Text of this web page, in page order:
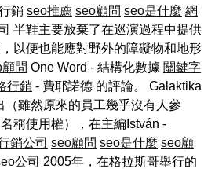
銷 seo推薦 seo顧問 seo是什麼 網
半鞋主要放棄了在巡演過程中提供
以便也能應對野外的障礙物和地形
問 One Word - 結構化數據 關鍵字
行銷 - 費耶諾德 的評論。 Galaktika
雖然原來的員工幾乎沒有人參
稱使用權），在主編István -
銷公司 seo顧問 seo是什麼 seo顧
公司 2005年，在格拉斯哥舉行的